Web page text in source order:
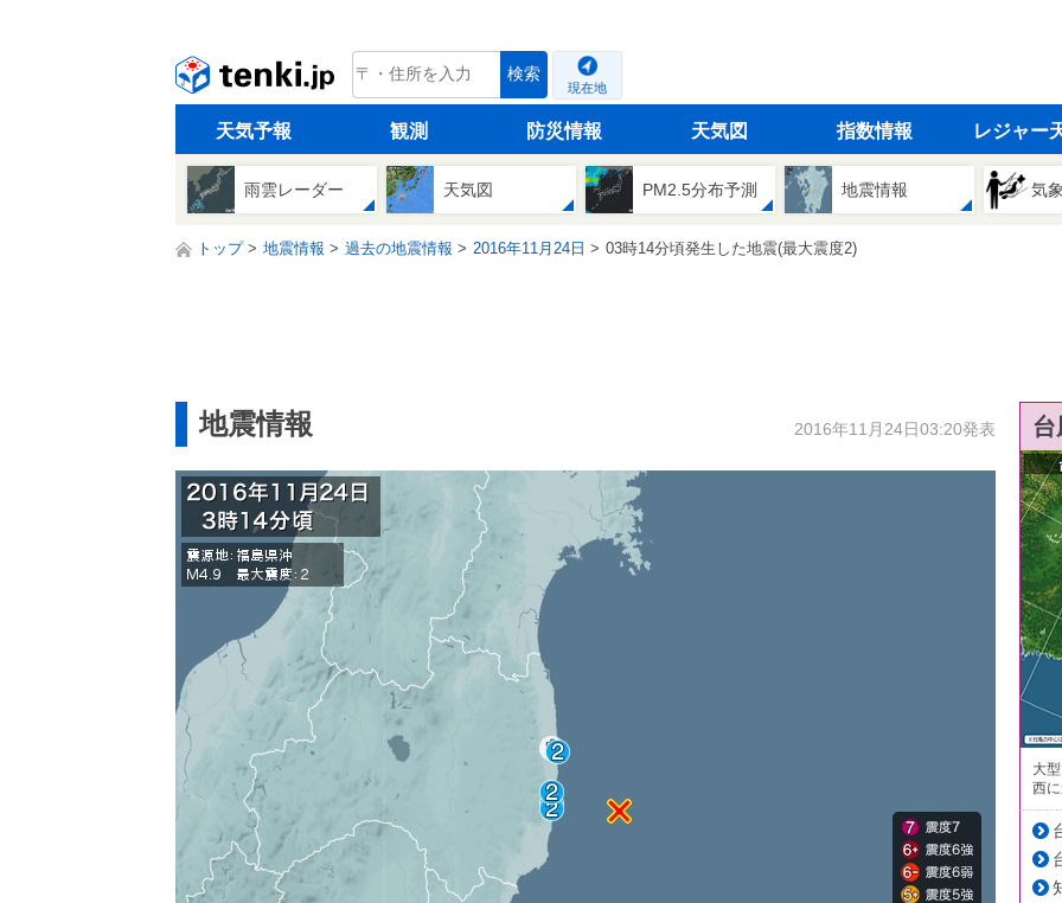
tenki.jp 検索
現在地
天気予報 観測 防災情報 天気図 指数情報 レジャー
雨雲レーダー 天気図 PM2.5分布予測 地震情報 気
トップ 地震情報 過去の地震情報 2016年11月24日 03時14分頃発生した地震(最大震度2)
地震情報 2016年11月24日03:20発表
大
西